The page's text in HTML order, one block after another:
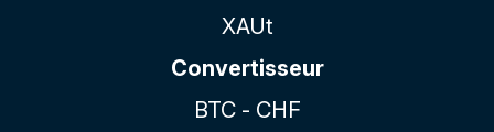
XAUt
Convertisseur
BTC - CHF